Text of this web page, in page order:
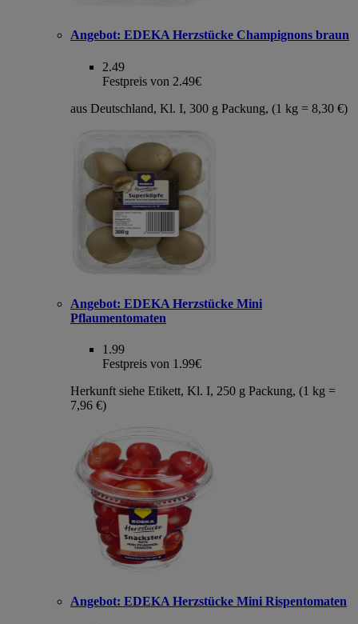
Angebot: EDEKA Herzstücke Champignons braun
2.49
Festpreis von 2.49€
aus Deutschland, Kl. I, 300 g Packung, (1 kg = 8,30 €)
Angebot: EDEKA Herzstücke Mini
Pflaumentomaten
1.99
Festpreis von 1.99€
Herkunft siehe Etikett, Kl. I, 250 g Packung, (1 kg =
7,96 €)
Angebot: EDEKA Herzstücke Mini Rispentomaten